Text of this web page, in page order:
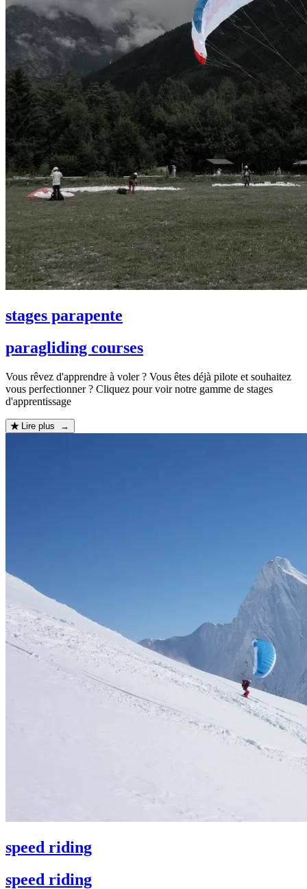
stages parapente
paragliding courses
Vous rêvez d'apprendre à voler ? Vous êtes déjà pilote et souhaitez
vous perfectionner ? Cliquez pour voir notre gamme de stages
d'apprentissage
Lire plus →
speed riding
speed riding